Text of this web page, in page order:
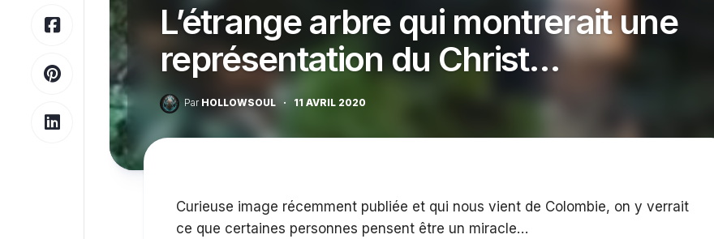
L’étrange arbre qui montrerait une
représentation du Christ…
Par HOLLOWSOUL · 11 AVRIL 2020
Curieuse image récemment publiée et qui nous vient de Colombie, on y verrait
ce que certaines personnes pensent être un miracle…